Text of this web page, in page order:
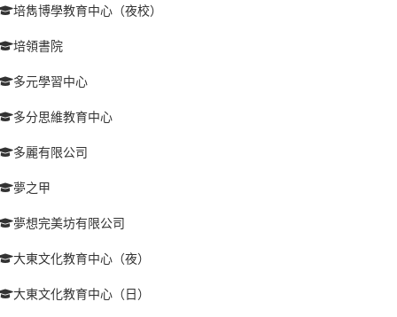
培雋博學教育中心（夜校）
培領書院
多元學習中心
多分思維教育中心
多麗有限公司
夢之甲
夢想完美坊有限公司
大東文化教育中心（夜）
大東文化教育中心（日）